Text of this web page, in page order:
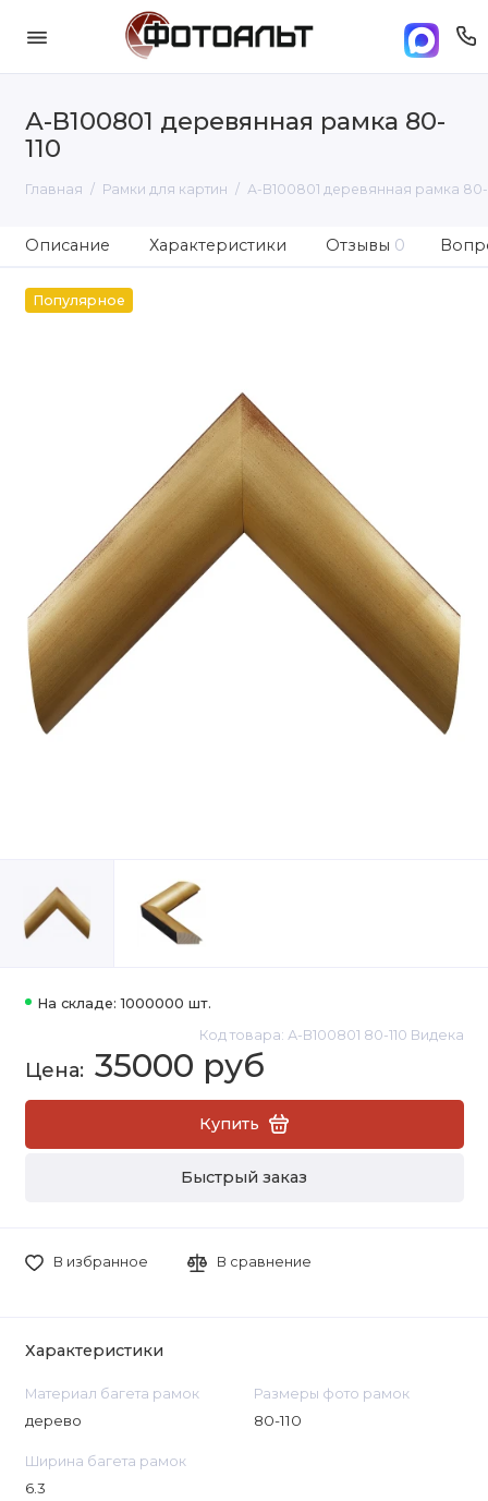
А-В100801 деревянная рамка 80-
110
Главная Рамки для картин А-В100801 деревянная рамка 80-
Описание Характеристики Отзывы 0
Популярное
На складе: 1000000 шт.
Код товара: А-В100801 80-110 Видека
35000 руб
Купить
Быстрый заказ
В избранное В сравнение
Характеристики
Материал багета рамок
дерево
Размеры фото рамок
80-110
Ширина багета рамок
6.3